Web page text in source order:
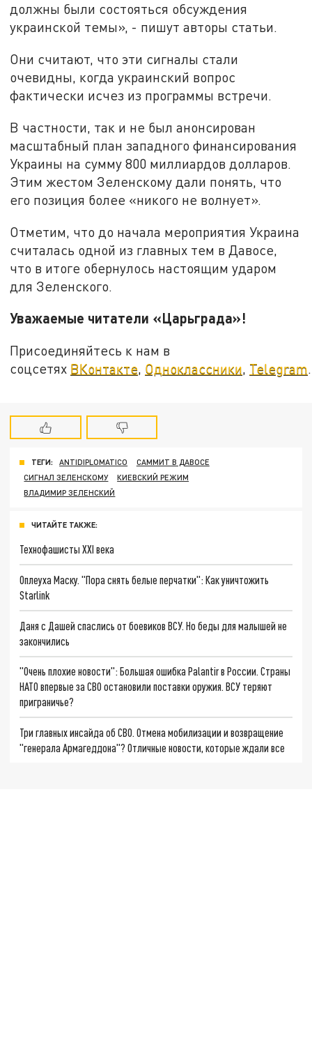
должны были состояться обсуждения
украинской темы», - пишут авторы статьи.
Они считают, что эти сигналы стали
очевидны, когда украинский вопрос
фактически исчез из программы встречи.
В частности, так и не был анонсирован
масштабный план западного финансирования
Украины на сумму 800 миллиардов долларов.
Этим жестом Зеленскому дали понять, что
его позиция более «никого не волнует».
Отметим, что до начала мероприятия Украина
считалась одной из главных тем в Давосе,
что в итоге обернулось настоящим ударом
для Зеленского.
Уважаемые читатели «Царьграда»!
Присоединяйтесь к нам в
соцсетях ВКонтакте, Одноклассники, Telegram.
ТЕГИ: ANTIDIPLOMATICO
САММИТ В ДАВОСЕ
СИГНАЛ ЗЕЛЕНСКОМУ
КИЕВСКИЙ РЕЖИМ
ВЛАДИМИР ЗЕЛЕНСКИЙ
ЧИТАЙТЕ ТАКЖЕ:
Технофашисты XXI века
Оплеуха Маску. "Пора снять белые перчатки": Как уничтожить
Starlink
Даня с Дашей спаслись от боевиков ВСУ. Но беды для малышей не
закончились
"Очень плохие новости": Большая ошибка Palantir в России. Страны
НАТО впервые за СВО остановили поставки оружия. ВСУ теряют
приграничье?
Три главных инсайда об СВО. Отмена мобилизации и возвращение
"генерала Армагеддона"? Отличные новости, которые ждали все